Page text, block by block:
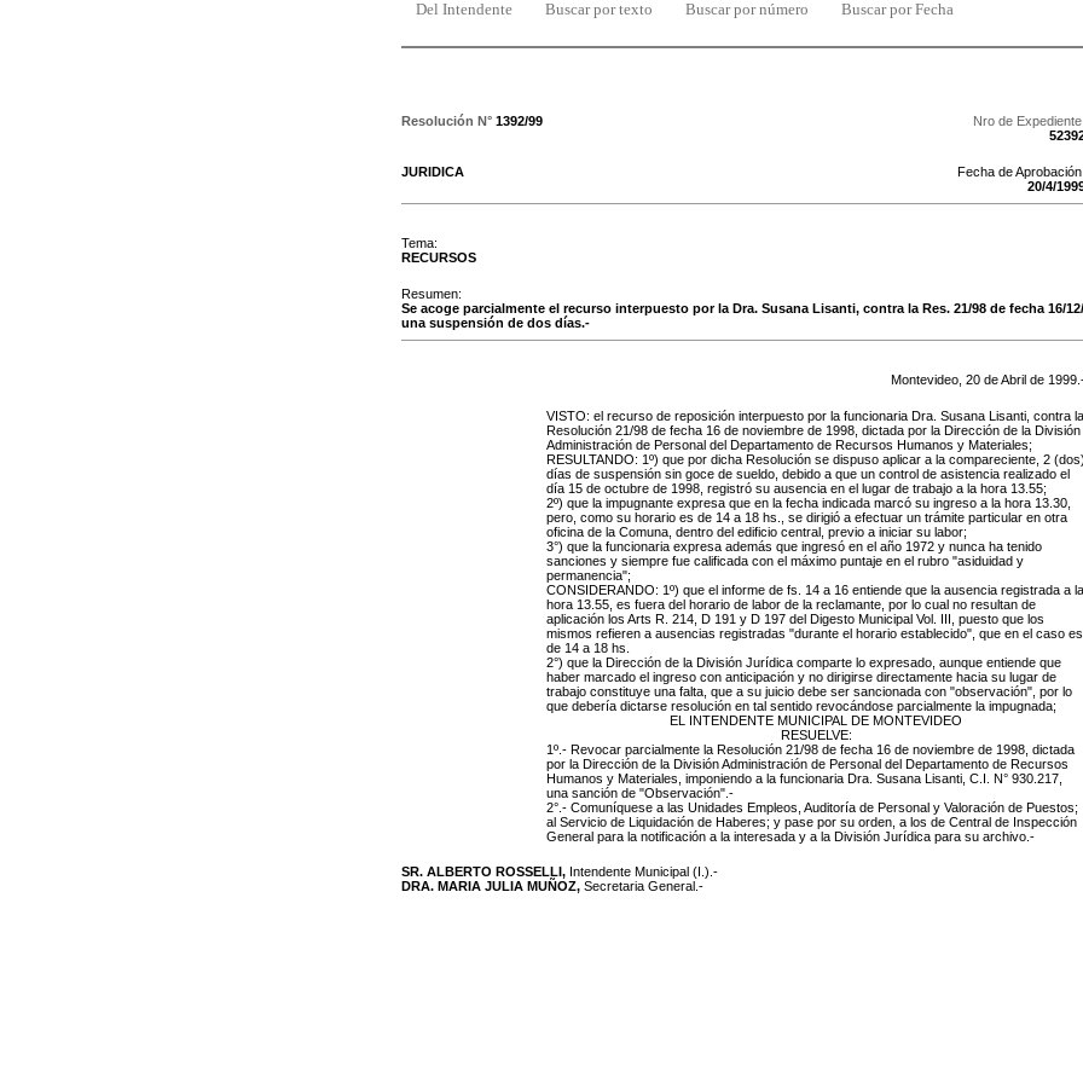
Del Intendente Buscar por texto Buscar por número Buscar por Fecha
Resolución N° 1392/99
Nro de
JURIDICA
Fecha de
20/4/
Tema:
RECURSOS
Resumen:
Se acoge parcialmente el recurso interpuesto por la Dra. Susana Lisanti, contra la Res. 21/98 de fecha 16/
una suspensión de dos días.-
Montevideo, 20 deAbril de 1999
VISTO: el recurso de reposición interpuesto por la funcionaria Dra. Susana Lisanti, contra la
Resolución 21/98 de fecha 16 de noviembre de 1998, dictada por la Dirección de la División
Administración de Personal del Departamento de Recursos Humanos y Materiales;
RESULTANDO: 1º) que por dicha Resolución se dispuso aplicar a la compareciente, 2
días de suspensión sin goce de sueldo, debido a que un control de asistencia realizado el
día 15 de octubre de 1998, registró su ausencia en el lugar de trabajo a la hora 13.55;
2º) que la impugnante expresa que en la fecha indicada marcó su ingreso a la hora 13.30,
pero, como su horario es de 14 a 18 hs., se dirigió a efectuar un trámite particular en otra
oficina de la Comuna, dentro del edificio central, previo a iniciar su labor;
3°) que la funcionaria expresa además que ingresó en el año 1972 y nunca ha tenido
sanciones y siempre fue calificada con el máximo puntaje en el rubro "asiduidad y
permanencia";
CONSIDERANDO: 1º) que el informe de fs. 14 a 16 entiende que la ausencia registrada a la
hora 13.55, es fuera del horario de labor de la reclamante, por lo cual no resultan de
aplicación los Arts R. 214, D 191 y D 197 del Digesto Municipal Vol. III, puesto que los
mismos refieren a ausencias registradas "durante el horario establecido", que en el caso es
de 14 a 18 hs.
2°) que la Dirección de la División Jurídica comparte lo expresado, aunque entiende que
haber marcado el ingreso con anticipación y no dirigirse directamente hacia su lugar de
trabajo constituye una falta, que a su juicio debe ser sancionada con "observación", por lo
que debería dictarse resolución en tal sentido revocándose parcialmente la impugnada;
EL INTENDENTE MUNICIPAL DE MONTEVIDEO
RESUELVE:
1º.- Revocar parcialmente la Resolución 21/98 de fecha 16 de noviembre de 1998, dictada
por la Dirección de la División Administración de Personal del Departamento de Recursos
Humanos y Materiales, imponiendo a la funcionaria Dra. Susana Lisanti, C.I. N° 930.217,
una sanción de "Observación".-
2°.- Comuníquese a las Unidades Empleos, Auditoría de Personal y Valoración de Puestos;
al Servicio de Liquidación de Haberes; y pase por su orden, a los de Central de Inspección
General para la notificación a la interesada y a la División Jurídica para su archivo.-
SR. ALBERTO ROSSELLI, Intendente Municipal (I.).-
DRA. MARIA JULIA MUÑOZ, Secretaria General.-